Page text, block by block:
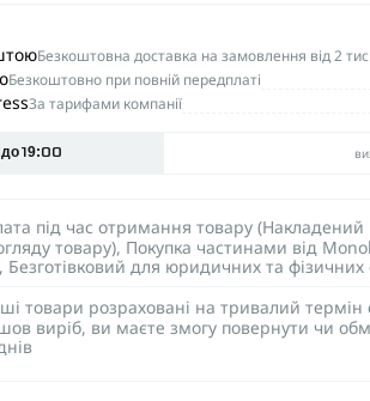
Безкоштовна доставка на замовлення від 2
Безкоштовно при повній передплаті
За тарифами компанії
до 19:00
під час отримання товару (Накладений
товару), Покупка частинами від
Безготівковий для юридичних та фізичних
товари розраховані на тривалий термін
виріб, ви маєте змогу повернути чи